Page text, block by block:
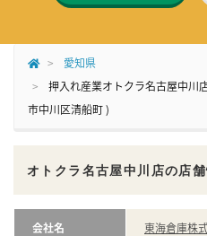
愛知県
押入れ産業オトクラ名古屋中川
市中川区清船町 )
オトクラ名古屋中川店の店
会社名 東海倉庫株